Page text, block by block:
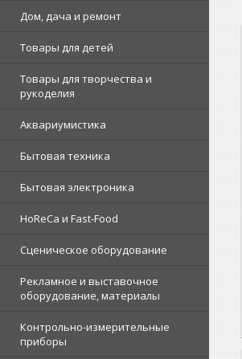
Дом, дача и ремонт
Товары для детей
Товары для творчества и
рукоделия
Аквариумистика
Бытовая техника
Бытовая электроника
HoReCa и Fast-Food
Сценическое оборудование
Рекламное и выставочное
оборудование, материалы
Контрольно-измерительные
приборы